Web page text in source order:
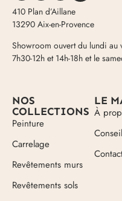
410 Plan d’Aillane
13290 Aix-en-Provence
Showroom ouvert du lundi au
7h30-12h et 14h-18h et le
NOS
COLLECTIONS
Peinture
Carrelage
Revêtements murs
Revêtements sols
LE
À